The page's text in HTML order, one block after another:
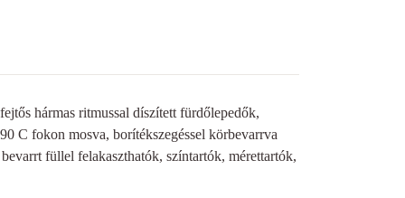
hármas ritmussal díszített fürdőlepedők,
C fokon mosva, borítékszegéssel körbevarrva
füllel felakaszthatók, színtartók, mérettartók,